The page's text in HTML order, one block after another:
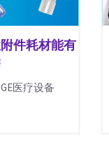
件耗材能有
医疗设备